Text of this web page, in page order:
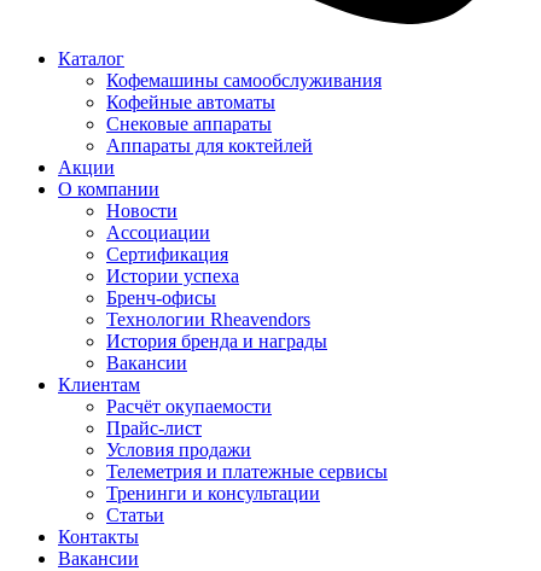
Каталог
Кофемашины самообслуживания
Кофейные автоматы
Снековые аппараты
Аппараты для коктейлей
Акции
О компании
Новости
Ассоциации
Сертификация
Истории успеха
Бренч-офисы
Технологии Rheavendors
История бренда и награды
Вакансии
Клиентам
Расчёт окупаемости
Прайс-лист
Условия продажи
Телеметрия и платежные сервисы
Тренинги и консультации
Статьи
Контакты
Вакансии